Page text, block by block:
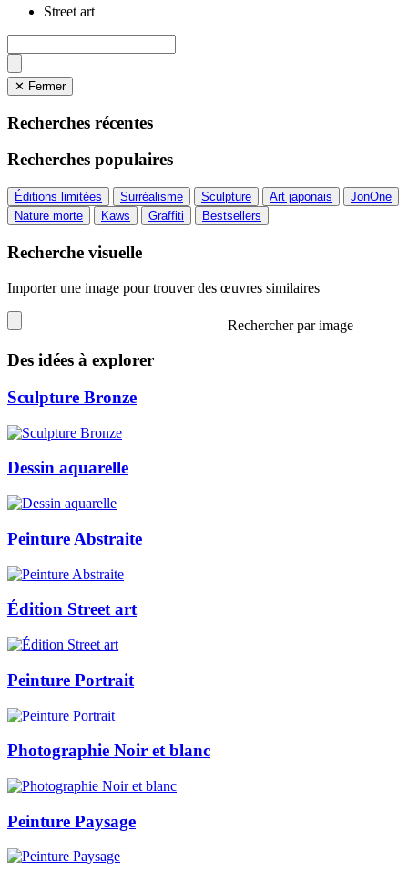
Street art
✕ Fermer
Recherches récentes
Recherches populaires
Éditions limitées Surréalisme Sculpture Art japonais
JonOne
Nature morte
Kaws Graffiti Bestsellers
Recherche visuelle
Importer une image pour trouver des œuvres similaires
Rechercher par image
Des idées à explorer
Sculpture Bronze
Dessin aquarelle
Peinture Abstraite
Édition Street art
Peinture Portrait
Photographie Noir et blanc
Peinture Paysage